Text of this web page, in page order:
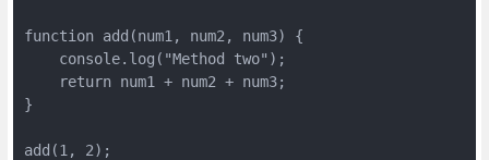
function add(num1, num2, num3) {
    console.log("Method two");
    return num1 + num2 + num3;
}
add(1, 2);